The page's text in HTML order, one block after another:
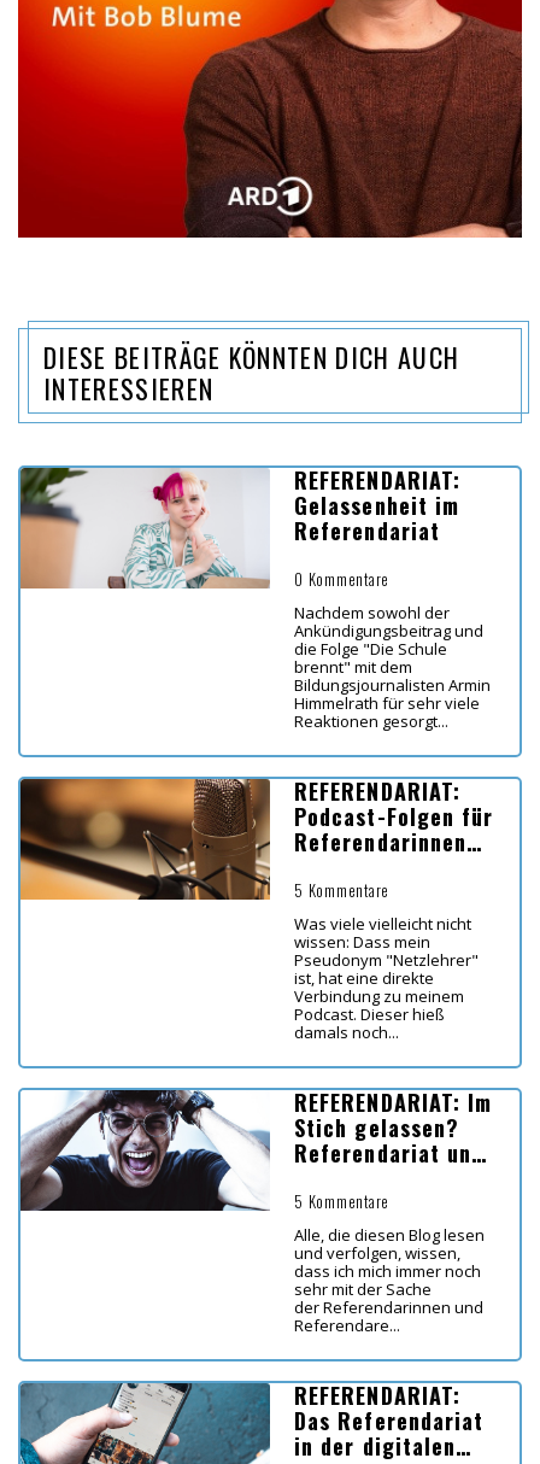
DIESE BEITRÄGE KÖNNTEN DICH AUCH
INTERESSIEREN
REFERENDARIAT:
Gelassenheit im
Referendariat
0 Kommentare
Nachdem sowohl der
Ankündigungsbeitrag und
die Folge "Die Schule
brennt" mit dem
Bildungsjournalisten Armin
Himmelrath für sehr viele
Reaktionen gesorgt...
REFERENDARIAT:
Podcast-Folgen für
Referendarinnen
5 Kommentare
Was viele vielleicht nicht
wissen: Dass mein
Pseudonym "Netzlehrer"
ist, hat eine direkte
Verbindung zu meinem
Podcast. Dieser hieß
damals noch...
REFERENDARIAT: Im
Stich gelassen?
Referendariat und
leidige Thema
5 Kommentare
Alle, die diesen Blog lesen
und verfolgen, wissen,
dass ich mich immer noch
sehr mit der Sache
der Referendarinnen und
Referendare...
REFERENDARIAT:
Das Referendariat
in der digitalen